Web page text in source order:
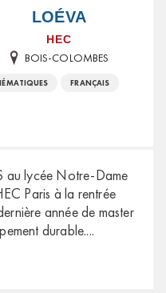
LOÉVA
HEC
BOIS-COLOMBES
FRANÇAIS
au lycée Notre-Dame
Paris à la rentrée
année de master
durable....